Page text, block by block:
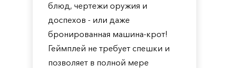
блюд, чертежи оружия и
доспехов - или даже
бронированная машина-крот!
Геймплей не требует спешки и
позволяет в полной мере